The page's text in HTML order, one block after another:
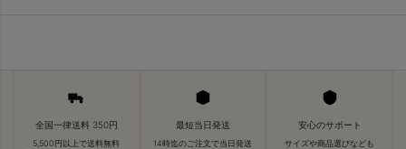
全国一律送料 350円
5,500円以上で送料無料
最短当日発送
14時迄のご注文で当日発送
安心のサポート
サイズや商品選びなども